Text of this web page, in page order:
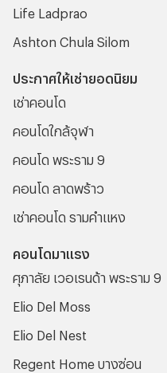
Life Ladprao
Ashton Chula Silom
ประกาศให้เช่ายอดนิยม
เช่าคอนโด
คอนโดใกล้จุฬา
คอนโด พระราม 9
คอนโด ลาดพร้าว
เช่าคอนโด รามคําแหง
คอนโดมาแรง
ศุภาลัย เวอเรนด้า พระราม 9
Elio Del Moss
Elio Del Nest
Regent Home บางซ่อน